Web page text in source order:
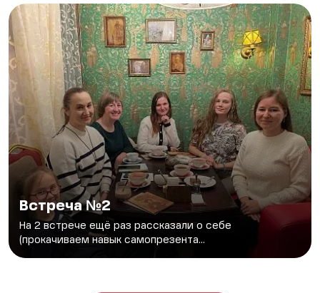
Встреча №2
На 2 встрече ещё раз рассказали о себе
(прокачиваем навык самопрезента...